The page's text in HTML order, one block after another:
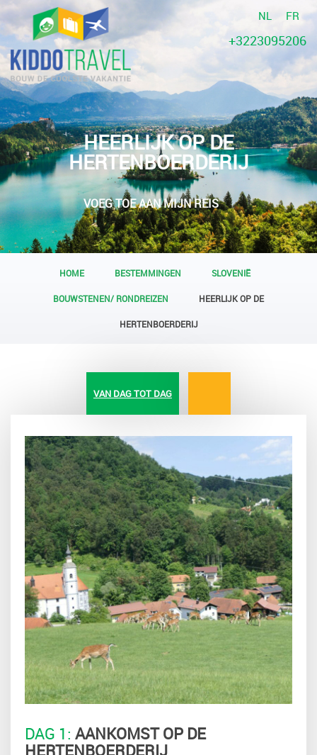
NL FR
+3223095206
HEERLIJK OP DE
HERTENBOERDERIJ
VOEG TOE AAN MIJN REIS
HOME BESTEMMINGEN SLOVENIË
BOUWSTENEN/ RONDREIZEN HEERLIJK OP DE
HERTENBOERDERIJ
VAN DAG TOT DAG
DAG 1: AANKOMST OP DE
HERTENBOERDERIJ